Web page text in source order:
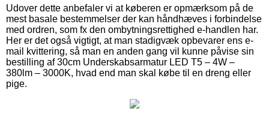
Udover dette anbefaler vi at køberen er opmærksom på de
mest basale bestemmelser der kan håndhæves i forbindelse
med ordren, som fx den ombytningsrettighed e-handlen har.
Her er det også vigtigt, at man stadigvæk opbevarer ens e-
mail kvittering, så man en anden gang vil kunne påvise sin
bestilling af 30cm Underskabsarmatur LED T5 – 4W –
380lm – 3000K, hvad end man skal købe til en dreng eller
pige.